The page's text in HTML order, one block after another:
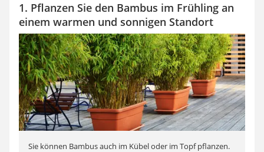
1. Pflanzen Sie den Bambus im Frühling an
einem warmen und sonnigen Standort
Sie können Bambus auch im Kübel oder im Topf pflanzen.